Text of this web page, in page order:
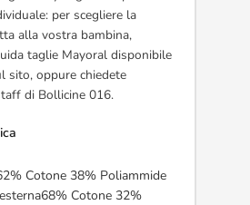
per scegliere la
alla vostra bambina,
taglie Mayoral disponibile
sito, oppure chiedete
di Bollicine 016.
Cotone 38% Poliammide
Cotone 32%